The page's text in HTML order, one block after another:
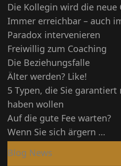
Die Kollegin wird die neue
Immer erreichbar – auch
Paradox intervenieren
Freiwillig zum Coaching
Die Beziehungsfalle
Älter werden? Like!
5 Typen, die Sie
haben wollen
Auf die gute Fee warten?
Wenn Sie sich ärgern …
Blog News